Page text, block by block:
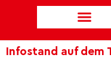
Infostand auf dem